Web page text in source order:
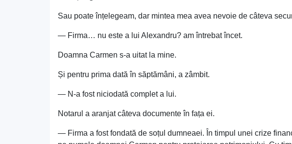
Sau poate înțelegeam, dar mintea mea avea nevoie de câteva
— Firma… nu este a lui Alexandru? am întrebat încet.
Doamna Carmen s-a uitat la mine.
Și pentru prima dată în săptămâni, a zâmbit.
— N-a fost niciodată complet a lui.
Notarul a aranjat câteva documente în fața ei.
— Firma a fost fondată de soțul dumneaei. În timpul unei crize